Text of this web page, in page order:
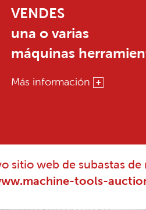
VENDES
una o varias
máquinas
Más información
sitio web de subastas
tools-